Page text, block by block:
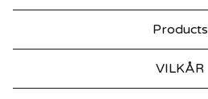
Products
VILKÅR